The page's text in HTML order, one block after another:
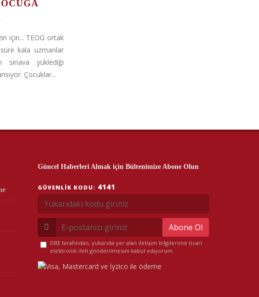
için... TEOG ortak
süre kala uzmanlar
sınava yüklediği
Çocuklar...
Güncel Haberleri Almak için Bültenimize Abone Olun
GÜVENLIK KODU: 4141
Abone Ol
DBE tarafından, yukarıda yer alan iletişim bilgilerime ticari
elektronik ileti gönderilmesini kabul ediyorum.